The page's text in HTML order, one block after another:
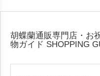
胡蝶蘭通販専門店・お
物ガイド SHOPPING